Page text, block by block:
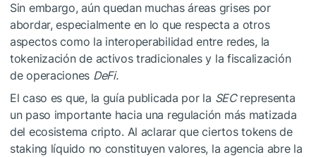
Sin embargo, aún quedan muchas áreas grises por
abordar, especialmente en lo que respecta a otros
aspectos como la interoperabilidad entre redes, la
tokenización de activos tradicionales y la fiscalización
de operaciones DeFi.
El caso es que, la guía publicada por la SECrepresenta
un paso importante hacia una regulación más matizada
del ecosistema cripto. Al aclarar que ciertos tokens de
staking líquido no constituyen valores, la agencia abre la